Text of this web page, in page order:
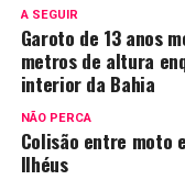
A SEGUIR
Garoto de 13 anos
metros de altura
interior da Bahia
NÃO PERCA
Colisão entre moto
Ilhéus